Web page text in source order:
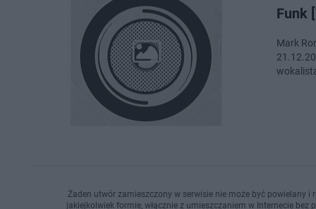
Funk
Mark
Żaden utwór zamieszczony w serwisie nie może być powielany
jakiejkolwiek formie, włącznie z umieszczaniem w Internecie